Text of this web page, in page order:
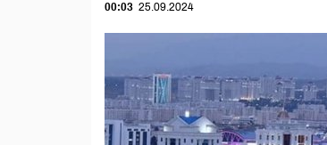
00:03 25.09.2024